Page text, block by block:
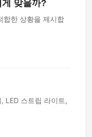
맞을까?
합한 상황을 제시합
LED 스트립 라이트,